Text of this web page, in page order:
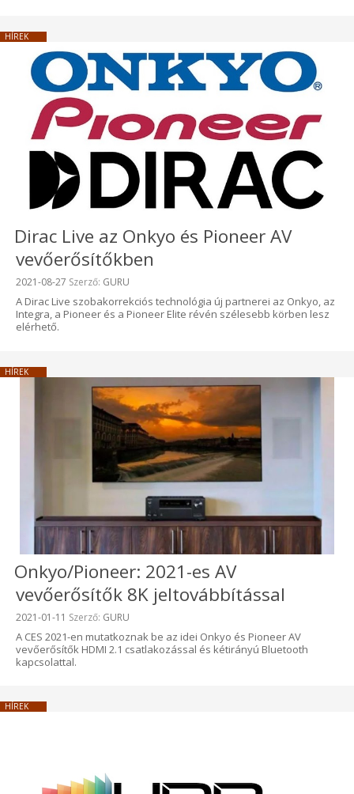
HÍREK
Dirac Live az Onkyo és Pioneer AV
vevőerősítőkben
Beküldve:
2021-08-27 Szerző: GURU
A Dirac Live szobakorrekciós technológia új partnerei az Onkyo, az
Integra, a Pioneer és a Pioneer Elite révén szélesebb körben lesz
elérhető.
HÍREK
Onkyo/Pioneer: 2021-es AV
vevőerősítők 8K jeltovábbítással
Beküldve:
2021-01-11 Szerző: GURU
A CES 2021-en mutatkoznak be az idei Onkyo és Pioneer AV
vevőerősítők HDMI 2.1 csatlakozással és kétirányú Bluetooth
kapcsolattal.
HÍREK